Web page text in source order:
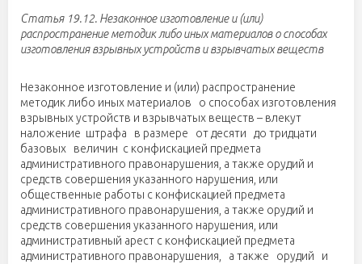
Статья 19.12. Незаконное изготовление и (или)
распространение методик либо иных материалов о способах
изготовления взрывных устройств и взрывчатых веществ
Незаконное изготовление и (или) распространение
методик либо иных материалов о способах изготовления
взрывных устройств и взрывчатых веществ – влекут
наложение штрафа в размере от десяти до тридцати
базовых величин с конфискацией предмета
административного правонарушения, а также орудий и
средств совершения указанного нарушения, или
общественные работы с конфискацией предмета
административного правонарушения, а также орудий и
средств совершения указанного нарушения, или
административный арест с конфискацией предмета
административного правонарушения, а также орудий и